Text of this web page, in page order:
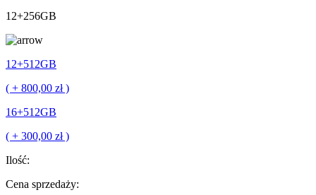
12+256GB
12+512GB
( + 800,00 zł )
16+512GB
( + 300,00 zł )
Ilość:
Cena sprzedaży: